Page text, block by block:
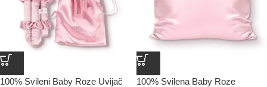
100% Svileni Baby Roze Uvijač
100% Svilena Baby Roze